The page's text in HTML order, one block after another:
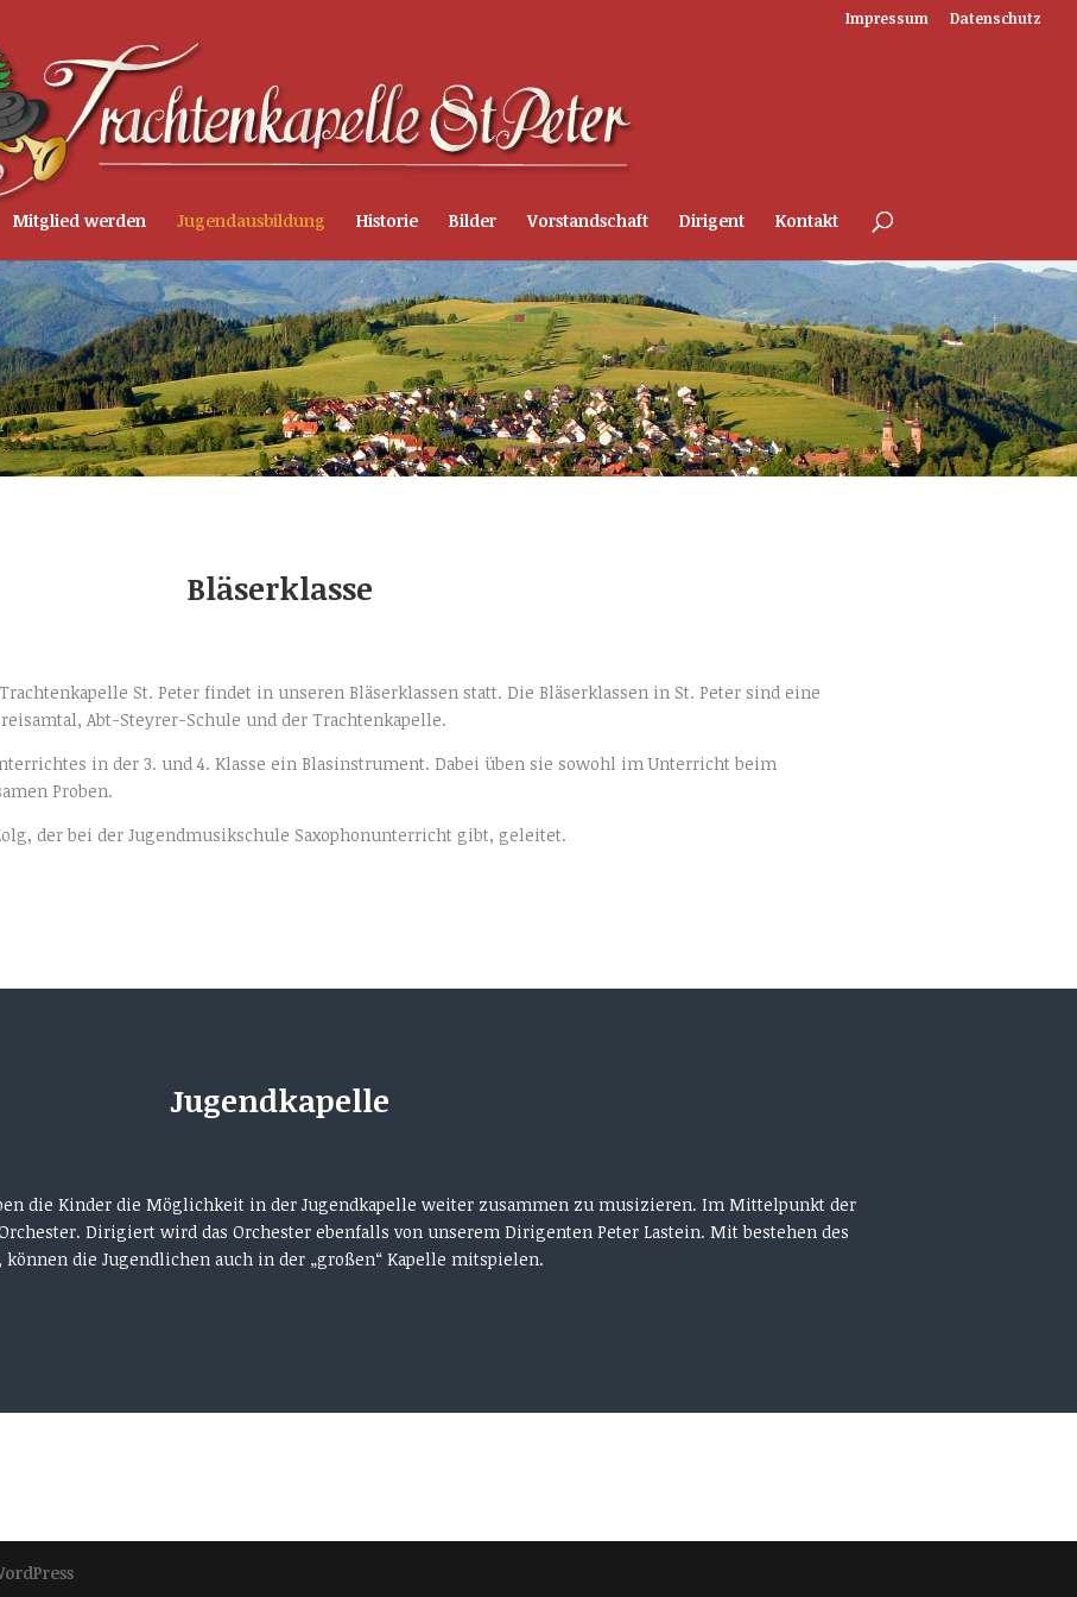
Impressum Datenschutz
Mitglied werden Jugendausbildung Historie Bilder Vorstandschaft Dirigent Kontakt
Bläserklasse
St. Peter findet in unseren Bläserklassen statt. Die Bläserklassen in St. Peter sind eine
Abt-Steyrer-Schule und der Trachtenkapelle.
in der 3. und 4. Klasse ein Blasinstrument. Dabei üben sie sowohl im Unterricht beim
Proben.
der bei der Jugendmusikschule Saxophonunterricht gibt, geleitet.
Jugendkapelle
die Kinder die Möglichkeit in der Jugendkapelle weiter zusammen zu musizieren. Im Mittelpunkt der
Dirigiert wird das Orchester ebenfalls von unserem Dirigenten Peter Lastein. Mit bestehen des
die Jugendlichen auch in der „großen“ Kapelle mitspielen.